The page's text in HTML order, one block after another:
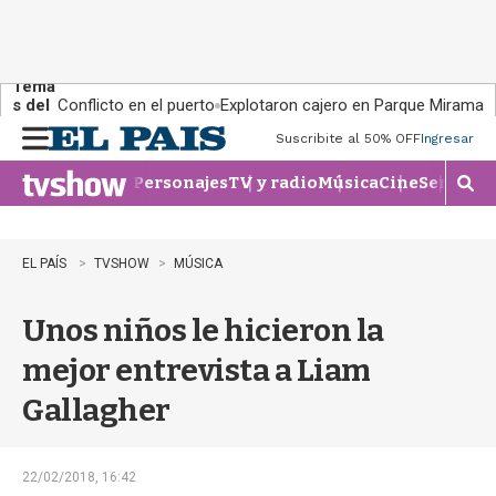
Tema
s del
día:
Conflicto en el puerto Explotaron cajero en Parque Miramar
n
u
Suscribite al 50% OFFIngresar
PersonajesTV y radioMúsicaCineSeries
M
o
EL PAÍS TVSHOW MÚSICA
Unos niños le hicieron la
mejor entrevista a Liam
Gallagher
22/02/2018, 16:42